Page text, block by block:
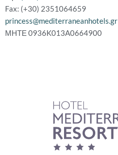
Fax: (+30) 2351064659
princess@mediterraneanhotels.gr
ΜΗΤΕ 0936K013A0664900